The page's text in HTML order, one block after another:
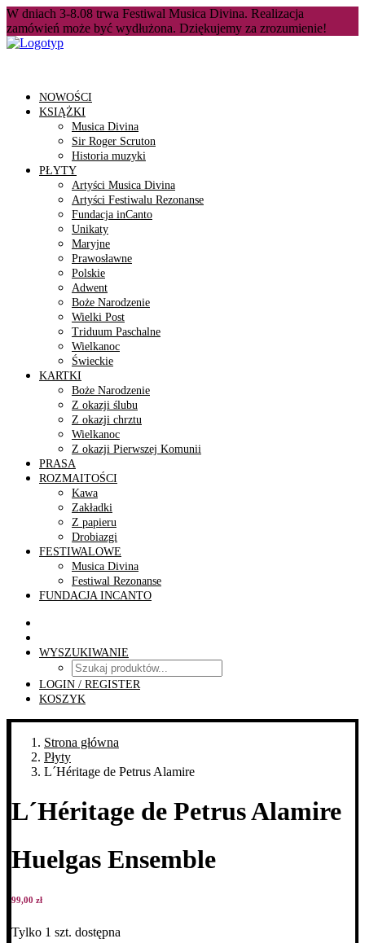
W dniach 3-8.08 trwa Festiwal Musica Divina. Realizacja
zamówień może być wydłużona. Dziękujemy za zrozumienie!
NOWOŚCI
KSIĄŻKI
Musica Divina
Sir Roger Scruton
Historia muzyki
PŁYTY
Artyści Musica Divina
Artyści Festiwalu Rezonanse
Fundacja inCanto
Unikaty
Maryjne
Prawosławne
Polskie
Adwent
Boże Narodzenie
Wielki Post
Triduum Paschalne
Wielkanoc
Świeckie
KARTKI
Boże Narodzenie
Z okazji ślubu
Z okazji chrztu
Wielkanoc
Z okazji Pierwszej Komunii
PRASA
ROZMAITOŚCI
Kawa
Zakładki
Z papieru
Drobiazgi
FESTIWALOWE
Musica Divina
Festiwal Rezonanse
FUNDACJA INCANTO
WYSZUKIWANIE
LOGIN / REGISTER
KOSZYK
Strona główna
Płyty
L´Héritage de Petrus Alamire
L´Héritage de Petrus Alamire
Huelgas Ensemble
99,00 zł
Tylko 1 szt. dostępna